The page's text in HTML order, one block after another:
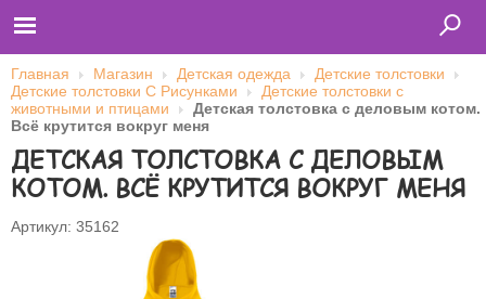
Главная
Футболки
Толстовки (кенгурушки)
Свитшоты
Бейсболки
Главная Магазин Детская одежда
Детские толстовки
Детские толстовки С Рисунками
Детские толстовки с
животными и птицами
Детская толстовка с деловым котом.
Всё крутится вокруг меня
ДЕТСКАЯ ТОЛСТОВКА С ДЕЛОВЫМ
КОТОМ. ВСЁ КРУТИТСЯ ВОКРУГ МЕНЯ
Артикул: 35162